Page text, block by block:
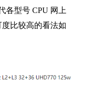
各型号 CPU 网上
比较高的看法如